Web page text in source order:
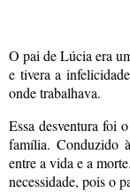
O pai de Lúcia era
e tivera a
onde trabalhava.
Essa desventura foi
família. Conduzido
entre a vida e a
necessidade, pois o